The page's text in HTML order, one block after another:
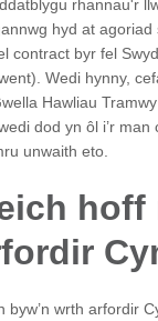
rhannau'r
hyd at agoriad
contract byr fel
Wedi hynny,
Hawliau
dod yn ôl i’r
unwaith eto.
hoff
byw’n wrth arfordir